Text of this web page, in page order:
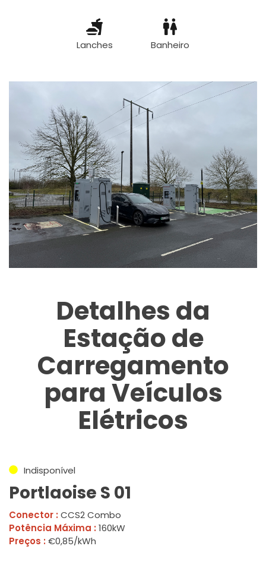
Lanches Banheiro
Detalhes da
Estação de
Carregamento
para Veículos
Elétricos
Indisponível
Portlaoise S 01
Conector : CCS2 Combo
Potência Máxima : 160kW
Preços : €0,85/kWh